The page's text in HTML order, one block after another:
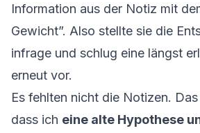
Information aus der Notiz mit
Gewicht”. Also stellte sie die
infrage und schlug eine längst
erneut vor.
Es fehlten nicht die Notizen.
dass ich eine alte Hypothese